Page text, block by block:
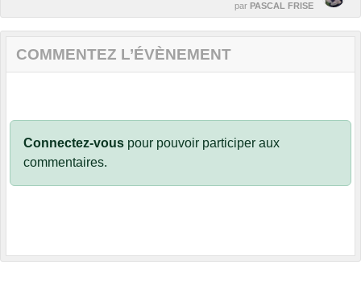
par PASCAL FRISE
COMMENTEZ L’ÉVÈNEMENT
Connectez-vous pour pouvoir participer aux
commentaires.